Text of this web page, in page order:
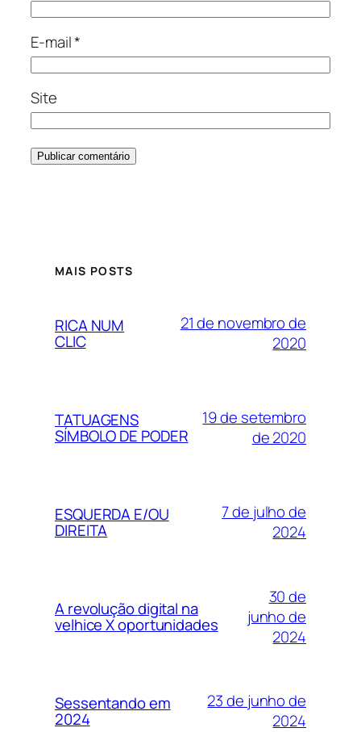
E-mail*
Site
MAIS POSTS
RICA NUM
CLIC
21 de novembro de
2020
TATUAGENS
SÍMBOLO DE PODER
19 de setembro
de 2020
ESQUERDA E/OU
DIREITA
7 de julho de
2024
A revolução digital na
velhice X oportunidades
30 de
junho de
2024
Sessentando em
2024
23 de junho de
2024